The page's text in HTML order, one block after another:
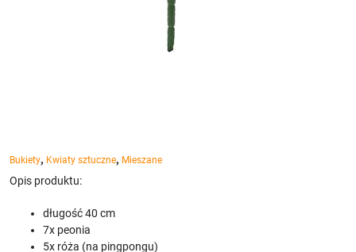
Bukiety, Kwiaty sztuczne, Mieszane
Opis produktu:
długość 40 cm
7x peonia
5x róża (na pingpongu)